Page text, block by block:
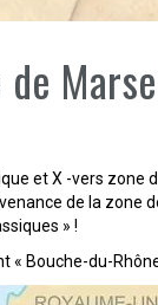
et X -vers zone
de la
» !
« Bouche-du-